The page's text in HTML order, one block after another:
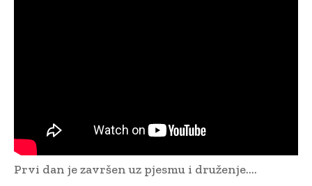
Prvi dan je završen uz pjesmu i druženje….